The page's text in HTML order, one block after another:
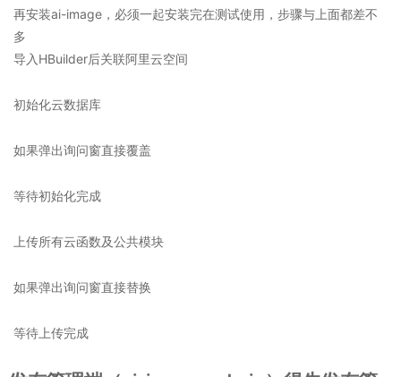
再安装ai-image，必须一起安装完在测试使用，步骤与上面都差不
多
导入HBuilder后关联阿里云空间
初始化云数据库
如果弹出询问窗直接覆盖
等待初始化完成
上传所有云函数及公共模块
如果弹出询问窗直接替换
等待上传完成